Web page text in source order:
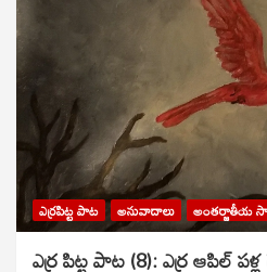
ఎర్రపిట్ట పాట అనువాదాలు అంతర్జాతీయ
ఎర్ర పిట్ట పాట (8): ఎర్ర ఆపిల్